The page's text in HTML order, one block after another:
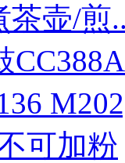
茶壶/煎